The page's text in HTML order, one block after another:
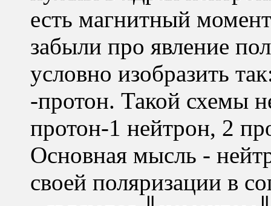
есть магнитный
забыли про явление
условно изобразить
-протон. Такой схемы
протон-1 нейтрон, 2
Основная мысль -
своей поляризации в